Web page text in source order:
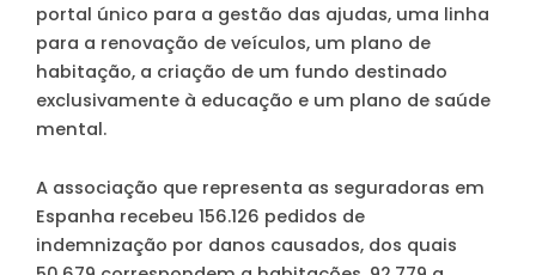
portal único para a gestão das ajudas, uma linha
para a renovação de veículos, um plano de
habitação, a criação de um fundo destinado
exclusivamente à educação e um plano de saúde
mental.
A associação que representa as seguradoras em
Espanha recebeu 156.126 pedidos de
indemnização por danos causados, dos quais